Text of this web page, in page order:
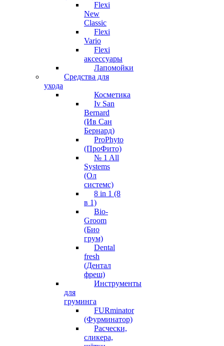
Flexi
New
Classic
Flexi
Vario
Flexi
аксессуары
Лапомойки
Средства для
ухода
Косметика
Iv San
Bernard
(Ив Сан
Бернард)
ProPhyto
(ПроФито)
№ 1 All
Systems
(Ол
системс)
8 in 1 (8
в 1)
Bio-
Groom
(Био
грум)
Dental
fresh
(Дентал
фреш)
Инструменты
для
груминга
FURminator
(Фурминатор)
Расчески,
сликера,